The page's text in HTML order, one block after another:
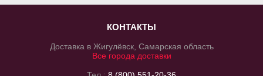
КОНТАКТЫ
Доставка в Жигулёвск, Самарская область
Все города доставки